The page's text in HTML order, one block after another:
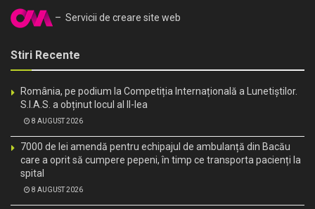
– Servicii de creare site web
Stiri Recente
România, pe podium la Competiția Internațională a Lunetiștilor.
S.I.A.S. a obținut locul al II-lea
8 AUGUST 2026
7000 de lei amendă pentru echipajul de ambulanță din Bacău
care a oprit să cumpere pepeni, în timp ce transporta pacienți la
spital
8 AUGUST 2026